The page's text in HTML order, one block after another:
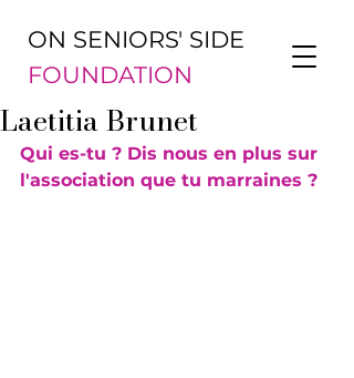
ON SENIORS' SIDE
FOUNDATION
Laetitia Brunet
Qui es-tu ? Dis nous en plus sur
l'association que tu marraines ?